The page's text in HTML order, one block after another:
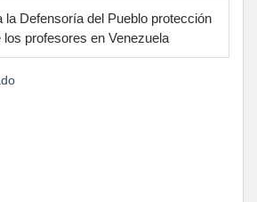
la Defensoría del Pueblo protección
profesores en Venezuela